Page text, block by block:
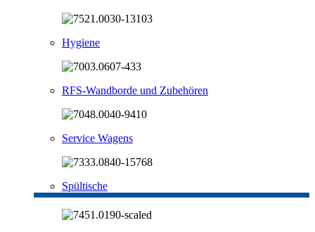
Hygiene
RFS-Wandborde und Zubehören
Service Wagens
Spültische